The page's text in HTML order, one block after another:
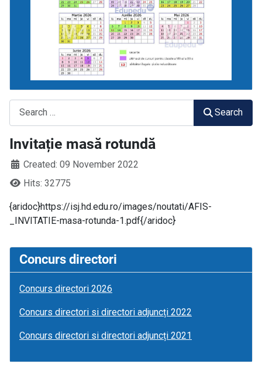
Search
Invitație masă rotundă
Created: 09 November 2022
Hits: 32775
{aridoc}https://isj.hd.edu.ro/images/noutati/AFIS-
_INVITATIE-masa-rotunda-1.pdf{/aridoc}
Concurs directori
Concurs directori 2026
Concurs directori si directori adjuncți 2022
Concurs directori si directori adjuncți 2021